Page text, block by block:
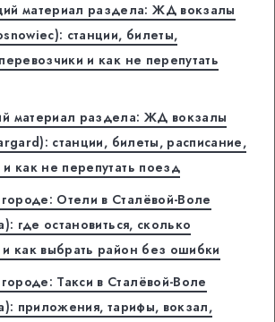
материал раздела: ЖД вокзалы
станции, билеты,
и как не перепутать
материал раздела: ЖД вокзалы
станции, билеты, расписание,
как не перепутать поезд
Отели в Сталёвой-Воле
где остановиться, сколько
и как выбрать район без ошибки
Такси в Сталёвой-Воле
приложения, тарифы, вокзал,